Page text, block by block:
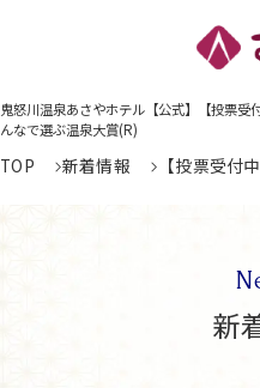
鬼怒川温泉あさやホテル【公式】【投票受
んなで選ぶ温泉大賞(R)
TOP 新着情報 【投票受付
新